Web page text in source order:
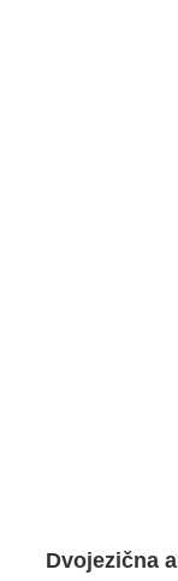
Dvojezična